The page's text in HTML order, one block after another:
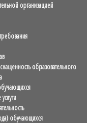
организацией
образовательного
обучающихся